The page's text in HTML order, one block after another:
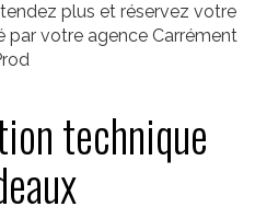
plus et réservez votre
par votre agence Carrément
technique